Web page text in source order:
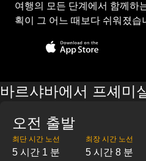
여행의 모든 단계에서 함께하
획이 그 어느 때보다 쉬워졌습
바르샤바에서 프셰미
오전 출발
최단 시간 노선
5 시간 1 분
최장 시간 노선
5 시간 8 분